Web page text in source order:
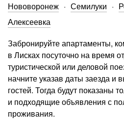
Нововоронеж
Семилуки
Алексеевка
Забронируйте апартаменты,
в Лисках посуточно на время
туристической или деловой
начните указав даты заезда и
гостей. Тогда будут показаны
и подходящие объявления с
проживания.